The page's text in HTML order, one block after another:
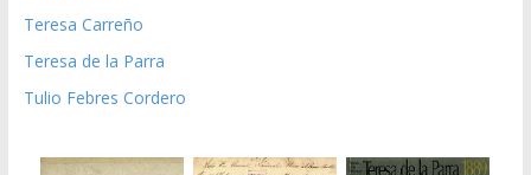
Teresa Carreño
Teresa de la Parra
Tulio Febres Cordero